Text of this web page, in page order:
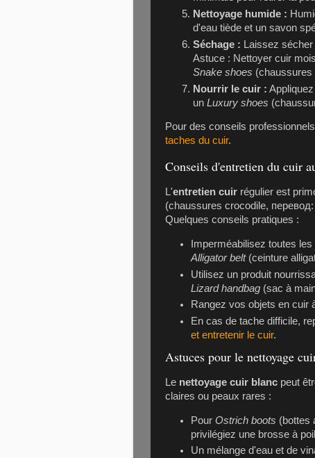
Nettoyage humide :
d'eau tiède et un savon
Séchage : Laissez
Astuce : Nettoyer cuir
Snake shoes (chaussures
Nourrir le cuir :
un Luxury shoes
Pour des conseils
taches du cuir.
Conseils d'entretien du cuir
L'entretien cuir régulier est
(chaussures crocodile,
Quelques conseils pratiques :
Imperméabilisez toutes
Alligator belt
Utilisez un produit
Lizard handbag (sac à
Rangez vos objets en cuir
En cas de tache difficile,
et entretenir le cuir.
Astuces pour le nettoyage
Le nettoyage cuir blanc peut
claires ou peaux rares :
PourOstrich boots (bottes
privilégiez une brosse à
Un mélange d'eau et de